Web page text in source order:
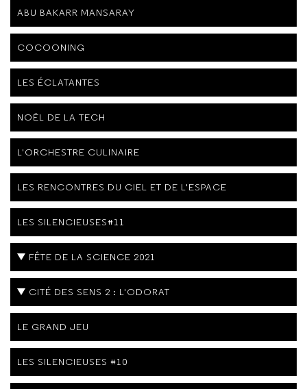
ABU BAKARR MANSARAY
COCOONING
LES ÉCLATANTES
NOËL DE LA TECH
L'ORCHESTRE CULINAIRE
LES RENCONTRES DU CIEL ET DE L'ESPACE
LES SILENCIEUSES#11
FÊTE DE LA SCIENCE 2021
CITÉ DES SENS 2 : L'ODORAT
LE GRAND JEU
LES SILENCIEUSES #10